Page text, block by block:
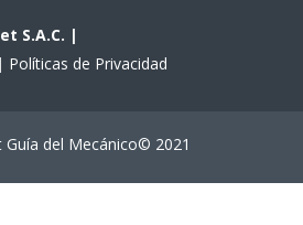
S.A.C. |
| Políticas de Privacidad
Guía del Mecánico© 2021